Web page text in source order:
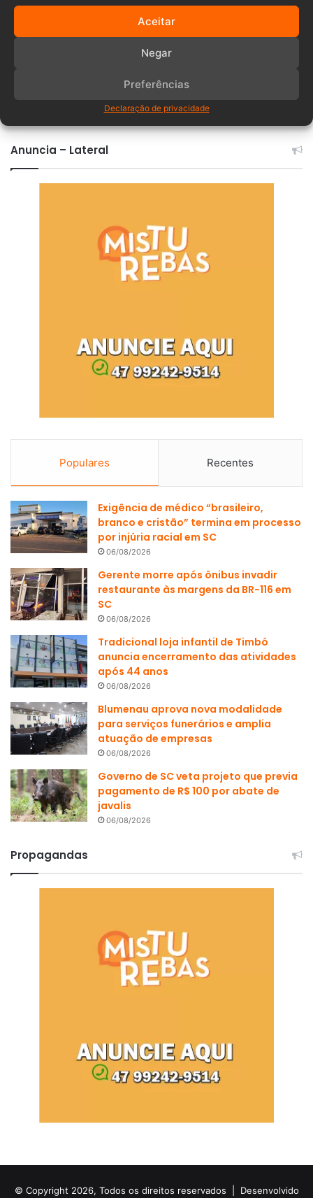
Aceitar
Negar
Preferências
Declaração de privacidade
Anuncia – Lateral
Populares Recentes
Exigência de médico “brasileiro,
branco e cristão” termina em processo
por injúria racial em SC
06/08/2026
Gerente morre após ônibus invadir
restaurante às margens da BR-116 em
SC
06/08/2026
Tradicional loja infantil de Timbó
anuncia encerramento das atividades
após 44 anos
06/08/2026
Blumenau aprova nova modalidade
para serviços funerários e amplia
atuação de empresas
06/08/2026
Governo de SC veta projeto que previa
pagamento de R$ 100 por abate de
javalis
06/08/2026
Propagandas
© Copyright 2026, Todos os direitos reservados | Desenvolvido